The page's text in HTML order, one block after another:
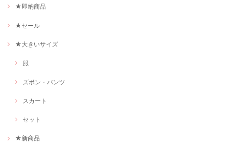
★即納商品
★セール
★大きいサイズ
服
ズボン・パンツ
スカート
セット
★新商品